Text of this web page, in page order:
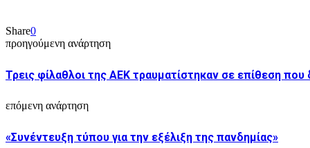
Share0
προηγούμενη ανάρτηση
Τρεις φίλαθλοι της ΑΕΚ τραυματίστηκαν σε επίθεση
επόμενη ανάρτηση
«Συνέντευξη τύπου για την εξέλιξη της πανδημίας»